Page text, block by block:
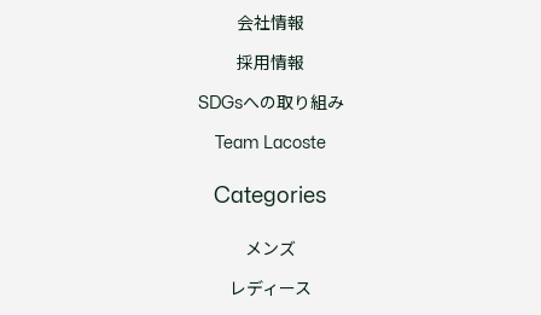
会社情報
採用情報
SDGsへの取り組み
Team Lacoste
Categories
メンズ
レディース